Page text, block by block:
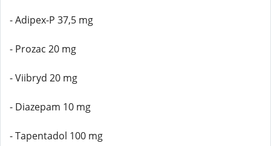
- Adipex-P 37,5 mg
- Prozac 20 mg
- Viibryd 20 mg
- Diazepam 10 mg
- Tapentadol 100 mg